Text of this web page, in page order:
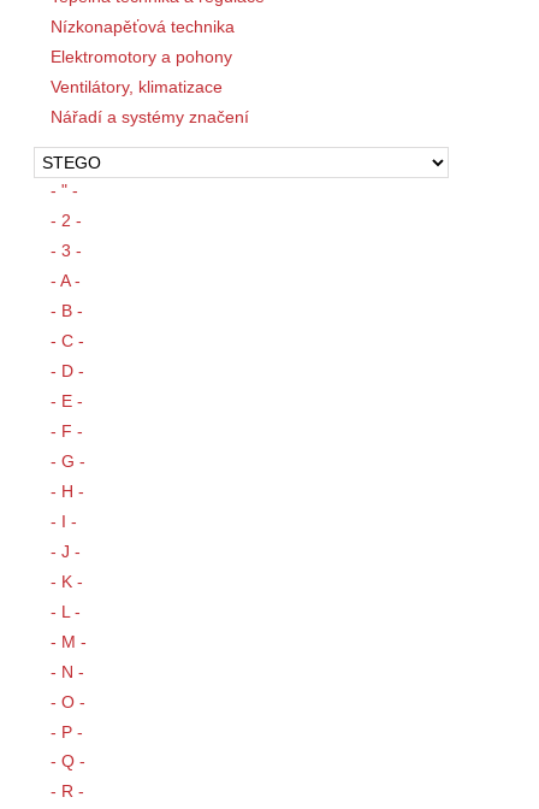
Nízkonapěťová technika
Elektromotory a pohony
Ventilátory, klimatizace
Nářadí a systémy značení
- " -
- 2 -
- 3 -
- A -
- B -
- C -
- D -
- E -
- F -
- G -
- H -
- I -
- J -
- K -
- L -
- M -
- N -
- O -
- P -
- Q -
- R -